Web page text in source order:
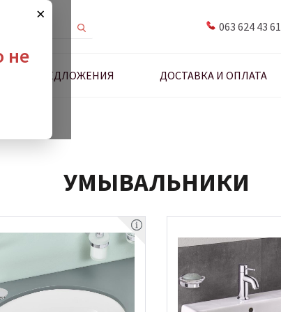
×
не
063 624 43 61
ПРЕДЛОЖЕНИЯ ДОСТАВКА И ОПЛАТА
УМЫВАЛЬНИКИ